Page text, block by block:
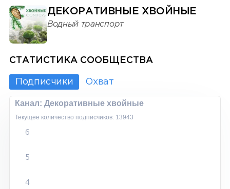
ДЕКОРАТИВНЫЕ ХВОЙНЫЕ
Водный транспорт
СТАТИСТИКА СООБЩЕСТВА
Подписчики Охват
Канал: Декоративные хвойные
Текущее количество подписчиков: 13943
6
5
4